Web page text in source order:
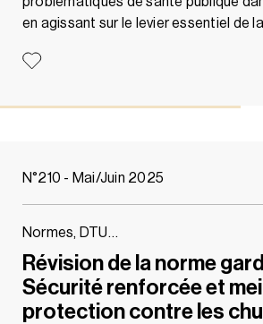
en agissant sur le levier essentiel de
N°210 - Mai/Juin 2025
Normes, DTU…
Révision de la norme
Sécurité renforcée et
protection contre les